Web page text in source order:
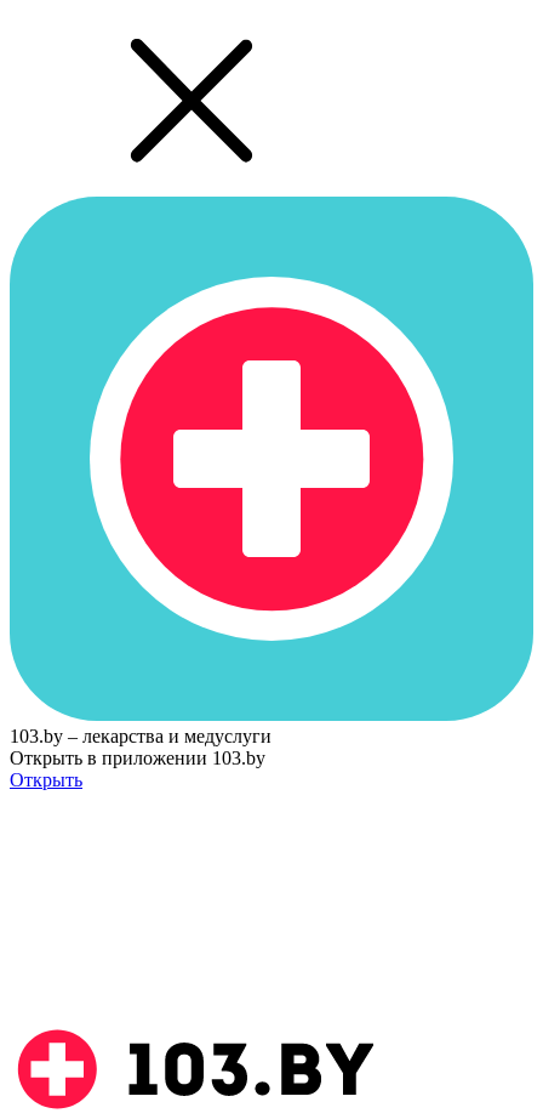
103.by – лекарства и медуслуги
Открыть в приложении 103.by
Открыть